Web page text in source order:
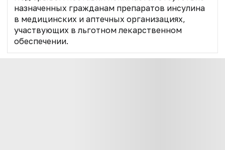
назначенных гражданам препаратов инсулина
в медицинских и аптечных организациях,
участвующих в льготном лекарственном
обеспечении.